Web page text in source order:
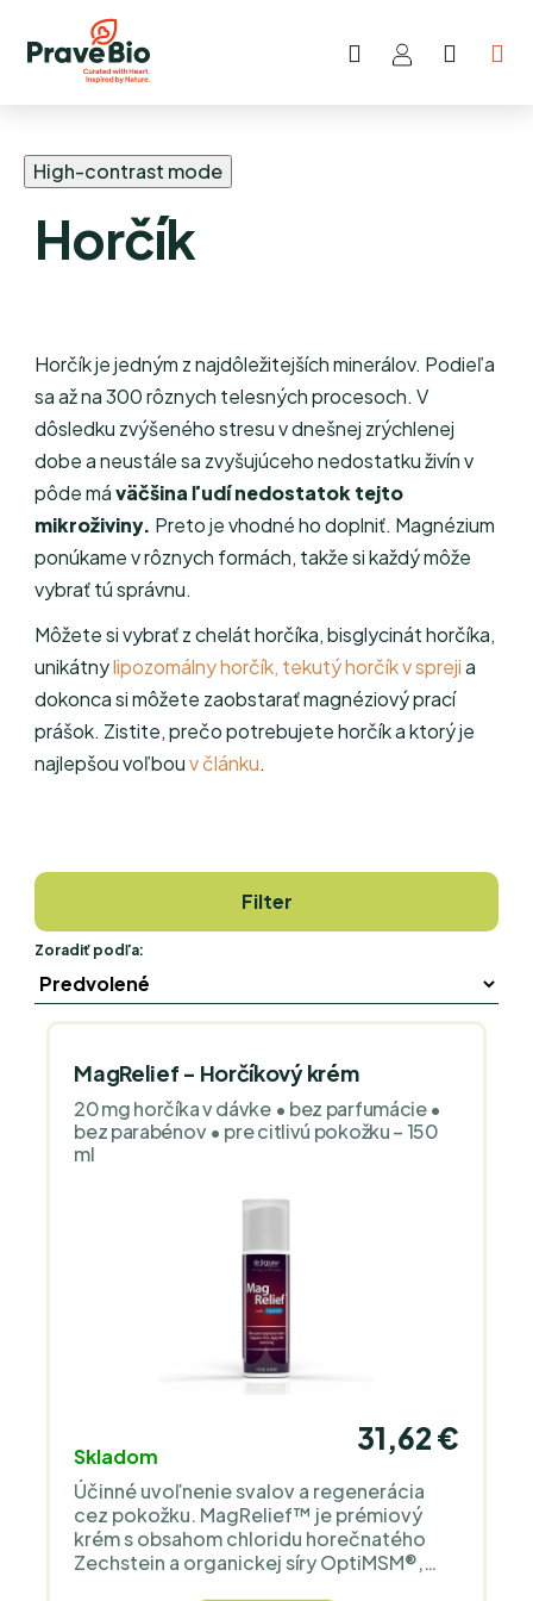
Prejsť
Hľadať
High-contrast mode
Horčík
Horčík je jedným z najdôležitejších minerálov. Podieľa
sa až na 300 rôznych telesných procesoch. V
dôsledku zvýšeného stresu v dnešnej zrýchlenej
dobe a neustále sa zvyšujúceho nedostatku živín v
pôde máväčšina ľudí nedostatok tejto
mikroživiny. Preto je vhodné ho doplniť. Magnézium
ponúkame v rôznych formách, takže si každý môže
vybrať tú správnu.
Môžete si vybrať zchelát horčíka, bisglycinát horčíka,
unikátnylipozomálny horčík, tekutý horčík v sprejia
dokonca si môžete zaobstaraťmagnéziový prací
prášok. Zistite, prečo potrebujete horčík a ktorý je
najlepšou voľbouv článku.
Filter
Zoradiť podľa:
MagRelief - Horčíkový krém
20 mg horčíka v dávke • bez parfumácie •
bez parabénov • pre citlivú pokožku – 150
ml
Skladom
31,62 €
Účinné uvoľnenie svalov a regenerácia
cez pokožku. MagRelief™ je prémiový
krém s obsahom chloridu horečnatého
Zechstein a organickej síry OptiMSM®,